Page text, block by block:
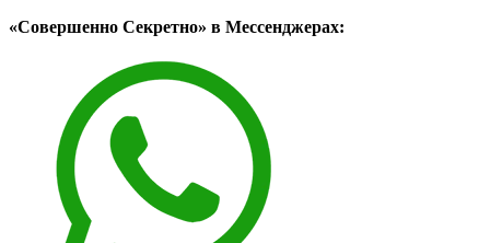
«Совершенно Секретно» в Мессенджерах: